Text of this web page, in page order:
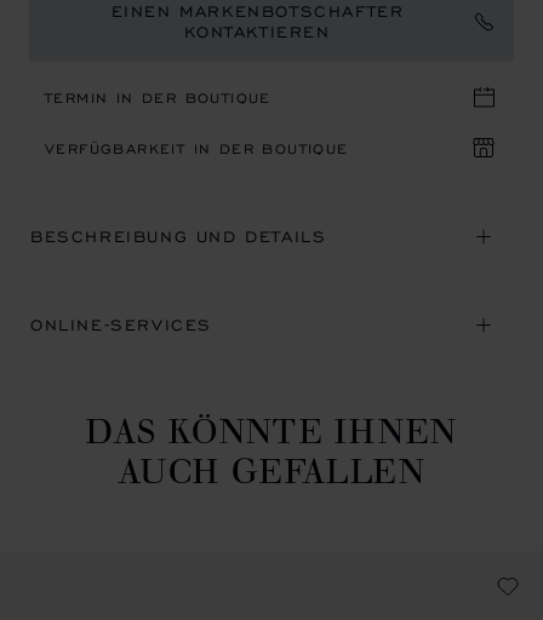
EINEN MARKENBOTSCHAFTER
KONTAKTIEREN
TERMIN IN DER BOUTIQUE
VERFÜGBARKEIT IN DER BOUTIQUE
BESCHREIBUNG UND DETAILS
ONLINE-SERVICES
DAS KÖNNTE IHNEN
AUCH GEFALLEN